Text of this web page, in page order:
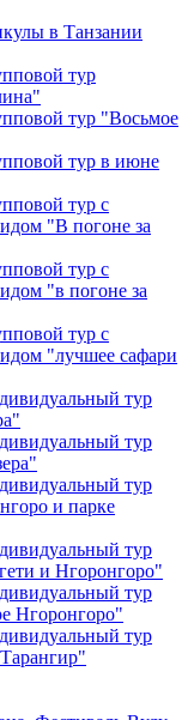
в Танзании
тур
тур "Восьмое
тур в июне
тур с
"В погоне за
тур с
"в погоне за
тур с
"лучшее сафари
тур
тур
тур
и парке
тур
и Нгоронгоро"
тур
Нгоронгоро"
тур